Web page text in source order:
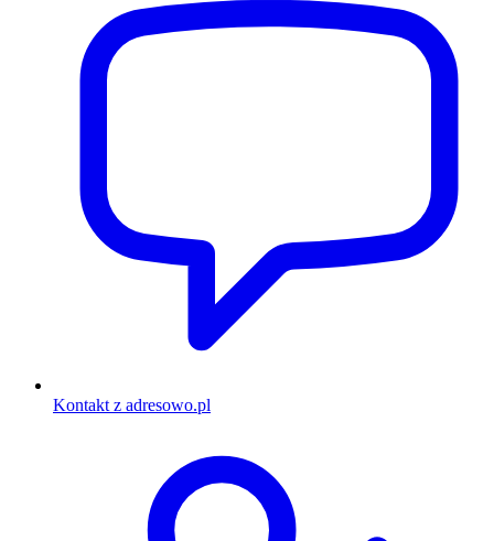
Kontakt z adresowo.pl